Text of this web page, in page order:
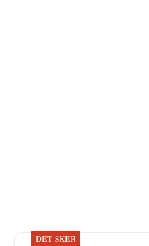
DET SKER